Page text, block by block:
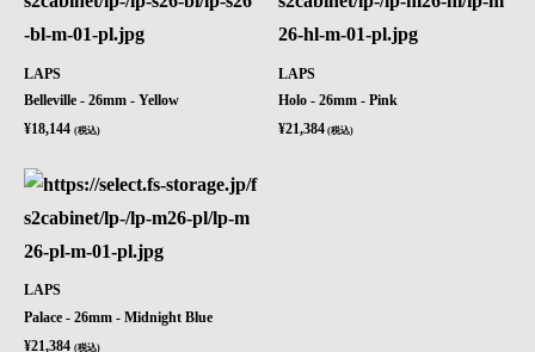
LAPS
Belleville - 26mm - Yellow
¥18,144 (税込)
LAPS
Holo - 26mm - Pink
¥21,384 (税込)
LAPS
Palace - 26mm - Midnight Blue
¥21,384 (税込)